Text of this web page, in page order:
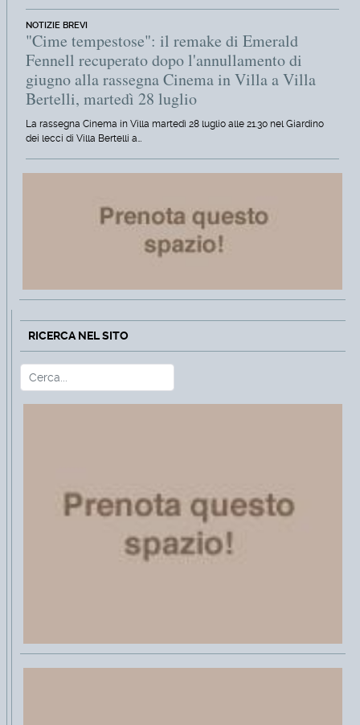
NOTIZIE BREVI
"Cime tempestose": il remake di Emerald
Fennell recuperato dopo l'annullamento di
giugno alla rassegna Cinema in Villa a Villa
Bertelli, martedì 28 luglio
La rassegna Cinema in Villa martedì 28 luglio alle 21.30 nel Giardino
dei lecci di Villa Bertelli a…
RICERCA NEL SITO
Cerca Type 2 or more characters for